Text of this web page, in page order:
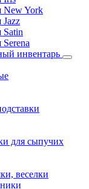
New York
Satin
инвентарь
для сыпучих
веселки